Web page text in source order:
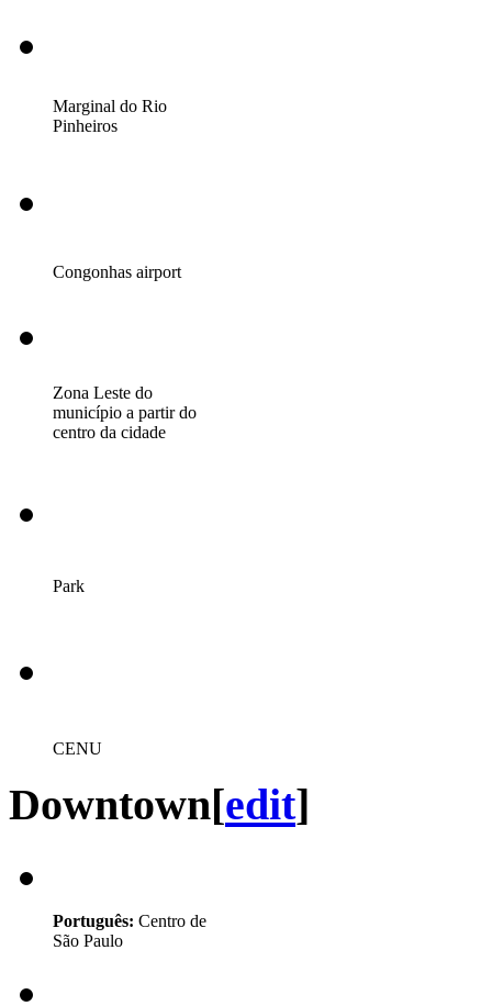
Marginal do Rio
Pinheiros
Congonhas airport
Zona Leste do
município a partir do
centro da cidade
Park
CENU
Downtown[edit]
Português: Centro de
São Paulo